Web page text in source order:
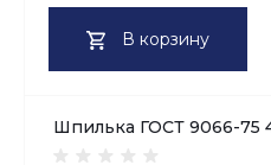
В корзину
Шпилька ГОСТ 9066-75